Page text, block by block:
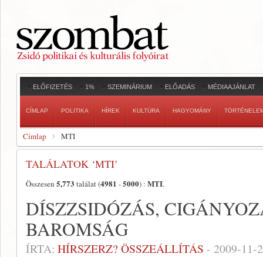
ELŐFIZETÉS 1% SZEMINÁRIUM ELŐADÁS MÉDIAAJÁNLAT
CÍMLAP POLITIKA HÍREK KULTÚRA HAGYOMÁNY
Címlap MTI
TALÁLATOK ‘MTI’
Összesen 5,773 találat (4981 -5000) : MTI.
DÍSZZSIDÓZÁS,
BAROMSÁG
ÍRTA: HÍRSZERZ? ÖSSZEÁLLÍTÁS - 2009-11-